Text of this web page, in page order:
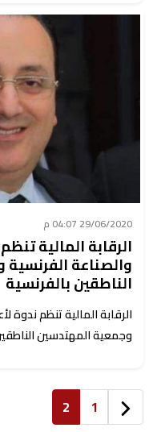
29/06/2020 04:07 م
الرقابة المالية
والصناعة
الناطقين بالفرنسية
الرقابة المالية تنظم ندوة
وجمعية المهتدسين
1
2